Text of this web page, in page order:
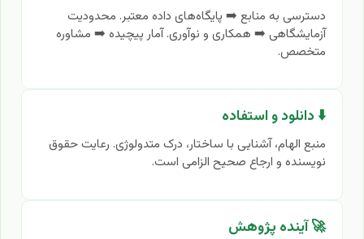
دسترسی به منابع ➡️ پایگاه‌های داده معتبر. محدودیت
آزمایشگاهی ➡️ همکاری و نوآوری. آمار پیچیده ➡️ مشاوره
متخصص.
⬇️ دانلود و استفاده
منبع الهام، آشنایی با ساختار، درک متدولوژی. رعایت حقوق
نویسنده و ارجاع صحیح الزامی است.
🚀 آینده پژوهش